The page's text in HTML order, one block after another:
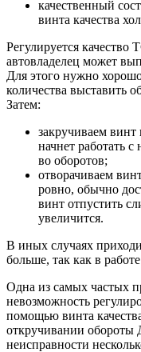
качественный
винта качества
Регулируется
автовладелец может
Для этого нужно
количества выставить
Затем:
закручиваем
начнет работать
во оборотов;
отворачиваем
ровно, обычно
винт отпустить
увеличится.
В иных случаях
больше, так как в
Одна из самых частых
невозможность
помощью винта
откручивании
неисправности